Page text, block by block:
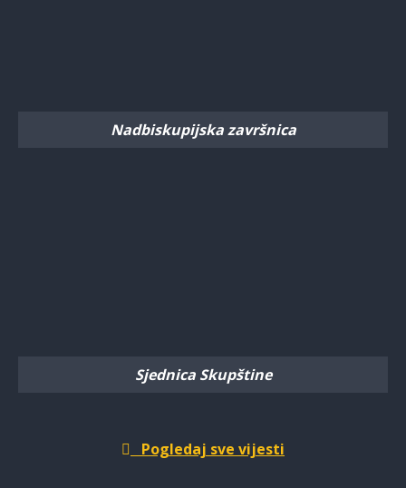
Nadbiskupijska završnica
Sjednica Skupštine
Pogledaj sve vijesti